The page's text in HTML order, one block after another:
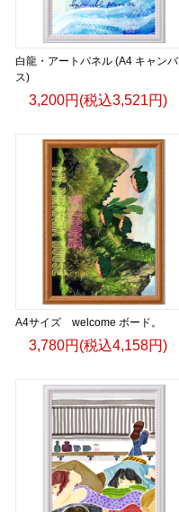
白龍・アートパネル (A4 キャンバ
ス)
3,200円(税込3,521円)
A4サイズ welcome ボード。
3,780円(税込4,158円)